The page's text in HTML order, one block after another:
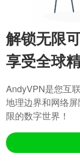
解锁无限
享受全球
AndyVPN是您互
地理边界和网络
限的数字世界！